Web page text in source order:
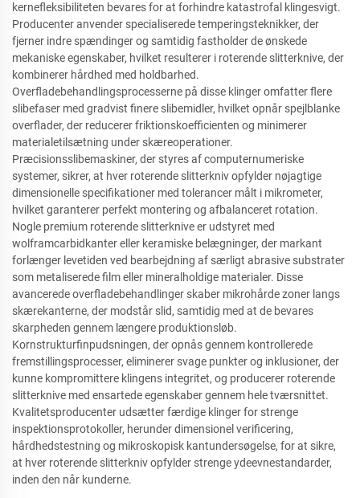
kernefleksibiliteten bevares for at forhindre katastrofal klingesvigt.
Producenter anvender specialiserede temperingsteknikker, der
fjerner indre spændinger og samtidig fastholder de ønskede
mekaniske egenskaber, hvilket resulterer i roterende slitterknive, der
kombinerer hårdhed med holdbarhed.
Overfladebehandlingsprocesserne på disse klinger omfatter flere
slibefaser med gradvist finere slibemidler, hvilket opnår spejlblanke
overflader, der reducerer friktionskoefficienten og minimerer
materialetilsætning under skæreoperationer.
Præcisionsslibemaskiner, der styres af computernumeriske
systemer, sikrer, at hver roterende slitterkniv opfylder nøjagtige
dimensionelle specifikationer med tolerancer målt i mikrometer,
hvilket garanterer perfekt montering og afbalanceret rotation.
Nogle premium roterende slitterknive er udstyret med
wolframcarbidkanter eller keramiske belægninger, der markant
forlænger levetiden ved bearbejdning af særligt abrasive substrater
som metaliserede film eller mineralholdige materialer. Disse
avancerede overfladebehandlinger skaber mikrohårde zoner langs
skærekanterne, der modstår slid, samtidig med at de bevares
skarpheden gennem længere produktionsløb.
Kornstrukturfinpudsningen, der opnås gennem kontrollerede
fremstillingsprocesser, eliminerer svage punkter og inklusioner, der
kunne kompromittere klingens integritet, og producerer roterende
slitterknive med ensartede egenskaber gennem hele tværsnittet.
Kvalitetsproducenter udsætter færdige klinger for strenge
inspektionsprotokoller, herunder dimensionel verificering,
hårdhedstestning og mikroskopisk kantundersøgelse, for at sikre,
at hver roterende slitterkniv opfylder strenge ydeevnestandarder,
inden den når kunderne.